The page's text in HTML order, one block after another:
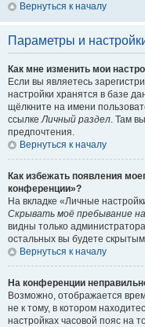
Вернуться к началу
Параметры и
Как мне изменить мои
Если вы являетесь
настройки хранятся в базе
щёлкните на имени
ссылкеЛичный раздел. Там
предпочтения.
Вернуться к началу
Как избежать появления
конференции»?
На вкладке «Личные
Скрывать моё пребывание
видны только
остальных вы будете
Вернуться к началу
На конференции
Возможно, отображается
не к тому, в котором
настройках часовой пояс на